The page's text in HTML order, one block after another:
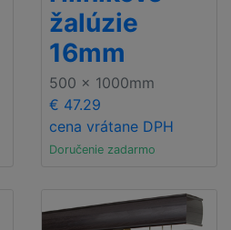
žalúzie
16mm
500 x 1000mm
€ 47.29
cena vrátane DPH
Doručenie zadarmo